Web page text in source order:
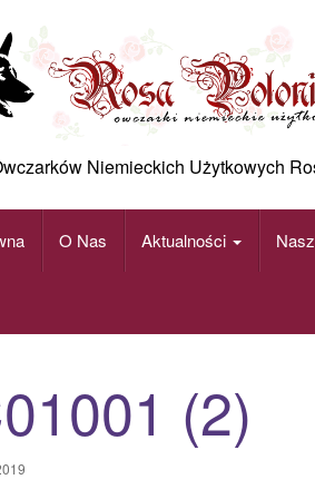
Niemieckich Użytkowych
O Nas Aktualności
(2)